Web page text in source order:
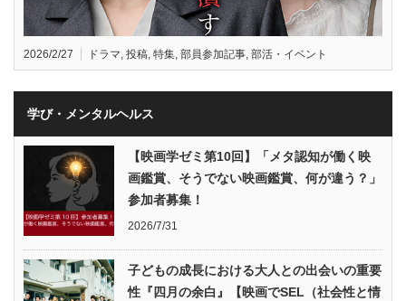
2026/2/27 ドラマ, 投稿, 特集, 部員参加記事, 部活・イベント
学び・メンタルヘルス
【映画学ゼミ第10回】「メタ認知が働く映
画鑑賞、そうでない映画鑑賞、何が違う？」
参加者募集！
2026/7/31
子どもの成長における大人との出会いの重要
性『四月の余白』【映画でSEL（社会性と情